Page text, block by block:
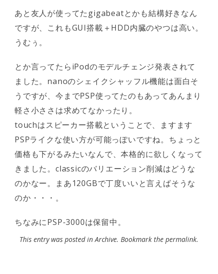
あと友人が使ってたgigabeatとかも結構好きなん
ですが、これもGUI搭載＋HDD内臓のやつは高い。
うむぅ。
とか言ってたらiPodのモデルチェンジ発表されて
ました。nanoのシェイクシャッフル機能は面白そ
うですが、今までPSP使ってたのもあってあんまり
軽さ小ささは求めてなかったり。
touchはスピーカー搭載ということで、ますます
PSPライクな使い方が可能っぽいですね。ちょっと
価格も下がるみたいなんで、本格的に欲しくなって
きました。classicのバリエーション削減はどうな
のかなー。まあ120GBで丁度いいと言えばそうな
のか・・・。
ちなみにPSP-3000は保留中。
This entry was posted inArchive. Bookmark the permalink.